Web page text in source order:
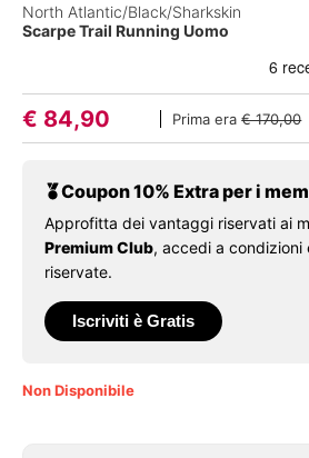
North Atlantic/Black/Sharkskin
Scarpe Trail Running Uomo
€ 84,90 Prima era€ 170,00
Coupon 10% Extra per i
Approfitta dei vantaggi riservati ai
Premium Club, accedi a condizioni
riservate.
Iscriviti è Gratis
Non Disponibile